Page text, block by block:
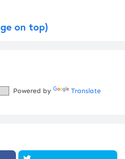
on top)
Powered by Translate